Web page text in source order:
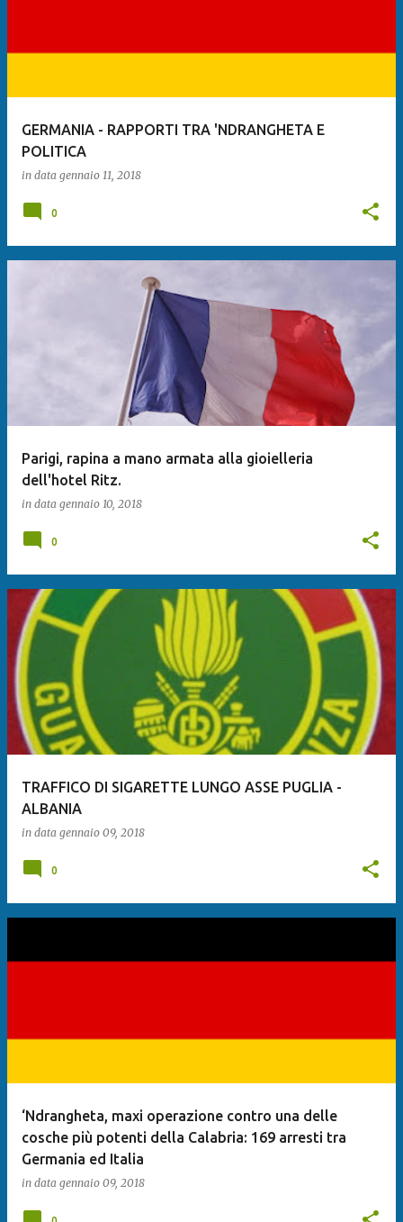
GERMANIA - RAPPORTI TRA 'NDRANGHETA E
POLITICA
in data gennaio 11, 2018
0
Parigi, rapina a mano armata alla gioielleria
dell'hotel Ritz.
in data gennaio 10, 2018
0
TRAFFICO DI SIGARETTE LUNGO ASSE PUGLIA -
ALBANIA
in data gennaio 09, 2018
0
‘Ndrangheta, maxi operazione contro una delle
cosche più potenti della Calabria: 169 arresti tra
Germania ed Italia
in data gennaio 09, 2018